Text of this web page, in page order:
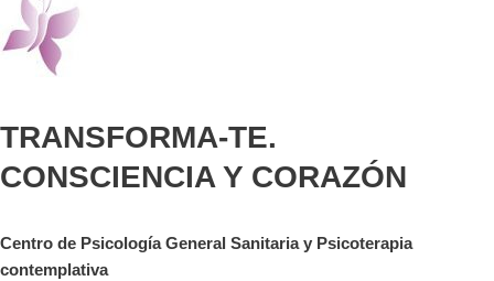
TRANSFORMA-TE.
CONSCIENCIA Y CORAZÓN
Centro de Psicología General Sanitaria y Psicoterapia
contemplativa